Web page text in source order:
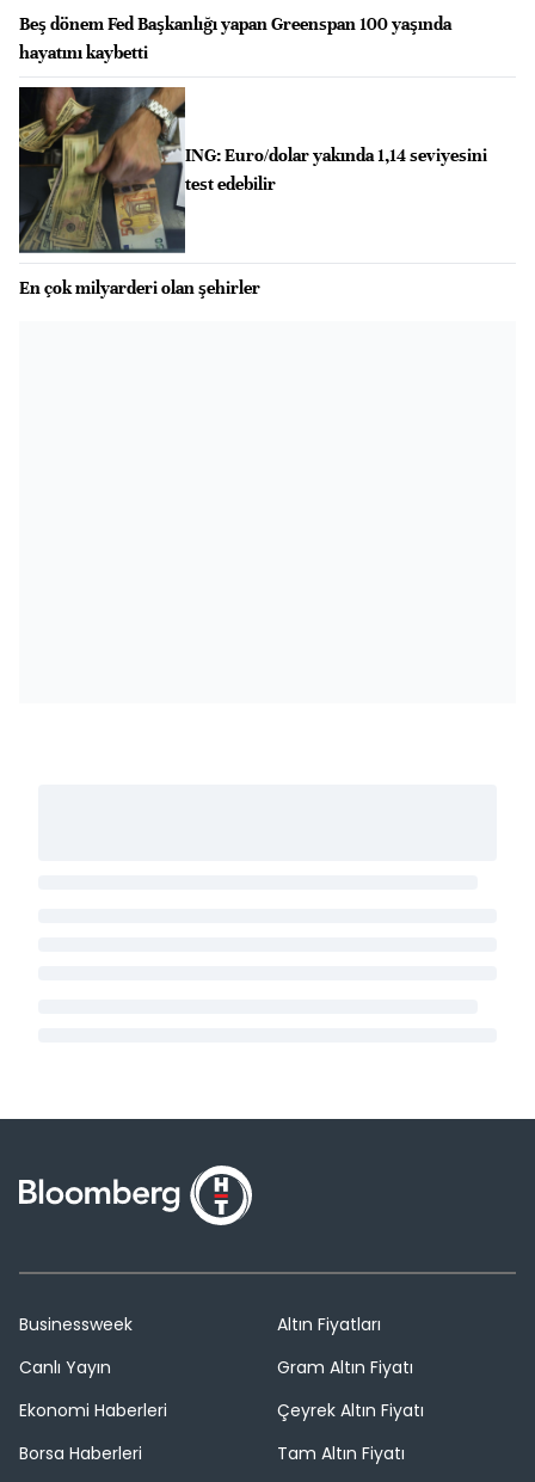
Beş dönem Fed Başkanlığı yapan Greenspan 100 yaşında
hayatını kaybetti
ING: Euro/dolar yakında 1,14 seviyesini
test edebilir
En çok milyarderi olan şehirler
Businessweek
Canlı Yayın
Ekonomi Haberleri
Borsa Haberleri
Altın Fiyatları
Gram Altın Fiyatı
Çeyrek Altın Fiyatı
Tam Altın Fiyatı